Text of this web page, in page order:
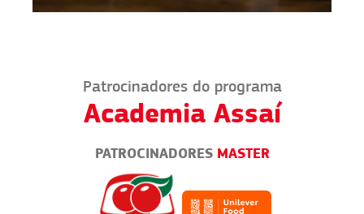
Patrocinadores do programa
Academia Assaí
PATROCINADORES MASTER